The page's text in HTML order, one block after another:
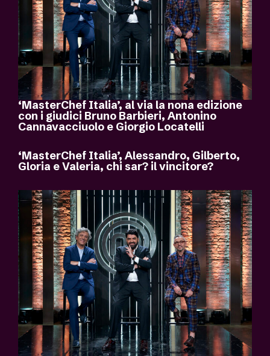
‘MasterChef Italia’, al via la nona edizione
con i giudici Bruno Barbieri, Antonino
Cannavacciuolo e Giorgio Locatelli
‘MasterChef Italia’, Alessandro, Gilberto,
Gloria e Valeria, chi sar? il vincitore?